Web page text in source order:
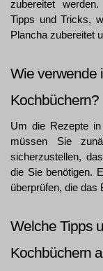
zubereitet
Tipps und Tricks,
Plancha zubereitet
Wie verwende
Kochbüchern?
Um die Rezepte in
müssen Sie
sicherzustellen,
die Sie benötigen.
überprüfen, die das
Welche Tipps
Kochbüchern